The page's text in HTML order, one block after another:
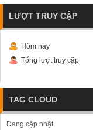
LƯỢT TRUY CẬP
Hôm nay
Tổng lượt truy cập
TAG CLOUD
Đang cập nhật